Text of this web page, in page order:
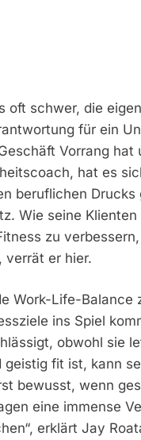
oft schwer, die
für ein
Vorrang
hat es
beruflichen
Wie seine
zu
verrät er hier.
Work-Life-
ins Spiel
obwohl sie
fit ist, kann
bewusst, wenn
eine immense
erklärt Jay